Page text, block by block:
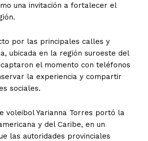
una invitación a fortalecer el
por las principales calles y
ubicada en la región suroeste del
el momento con teléfonos
la experiencia y compartir
sociales.
voleibol Yarianna Torres portó la
y del Caribe, en un
las autoridades provinciales